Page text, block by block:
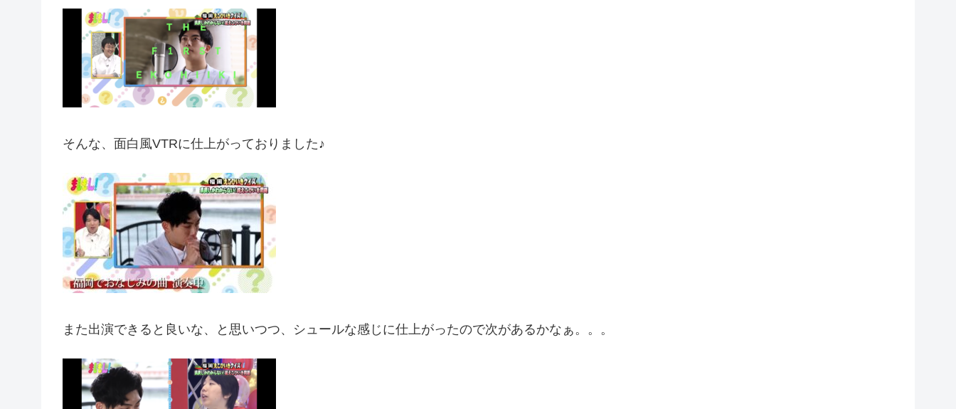
そんな、面白風VTRに仕上がっておりました♪
また出演できると良いな、と思いつつ、シュールな感じに仕上がったので次があるかなぁ。。。